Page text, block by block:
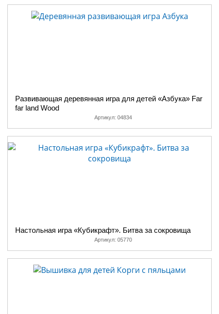
Развивающая деревянная игра для детей «Азбука» Far
far land Wood
Артикул: 04834
Настольная игра «Кубикрафт». Битва за сокровища
Артикул: 05770